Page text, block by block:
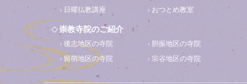
日曜仏教講座
おつとめ教室
崇教寺院のご紹介
後志地区の寺院
胆振地区の寺院
留萌地区の寺院
宗谷地区の寺院